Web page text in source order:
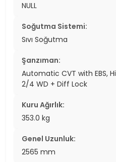
NULL
Soğutma Sistemi:
Sıvı Soğutma
Şanzıman:
Automatic CVT with EBS,
2/4 WD + Diff Lock
Kuru Ağırlık:
353.0 kg
Genel Uzunluk:
2565 mm